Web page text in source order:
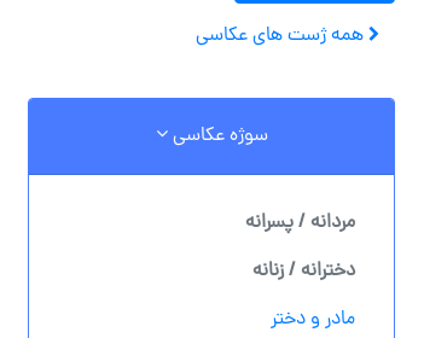
همه ژست های عکاسی
سوژه عکاسی
مردانه / پسرانه
دخترانه / زنانه
مادر و دختر